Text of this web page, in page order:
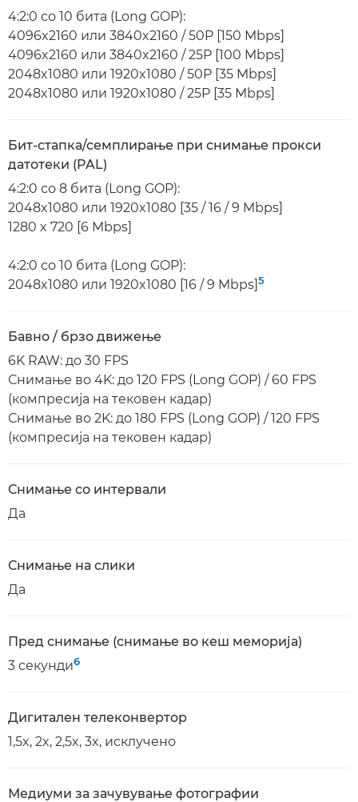
4:2:0 со 10 бита (Long GOP):
4096x2160 или 3840x2160 / 50P [150 Mbps]
4096x2160 или 3840x2160 / 25P [100 Mbps]
2048x1080 или 1920x1080 / 50P [35 Mbps]
2048x1080 или 1920x1080 / 25P [35 Mbps]
Бит-стапка/семплирање при снимање прокси
датотеки (PAL)
4:2:0 со 8 бита (Long GOP):
2048x1080 или 1920x1080 [35 / 16 / 9 Mbps]
1280 x 720 [6 Mbps]
4:2:0 со 10 бита (Long GOP):
2048x1080 или 1920x1080 [16 / 9 Mbps]5
Бавно / брзо движење
6K RAW: до 30 FPS
Снимање во 4K: до 120 FPS (Long GOP) / 60 FPS
(компресија на тековен кадар)
Снимање во 2K: до 180 FPS (Long GOP) / 120 FPS
(компресија на тековен кадар)
Снимање со интервали
Да
Снимање на слики
Да
Пред снимање (снимање во кеш меморија)
3 секунди6
Дигитален телеконвертор
1,5x, 2x, 2,5x, 3x, исклучено
Медиуми за зачувување фотографии